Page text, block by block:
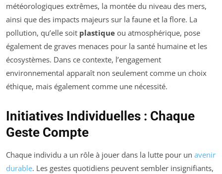
météorologiques extrêmes, la montée du niveau des mers,
ainsi que des impacts majeurs sur la faune et la flore. La
pollution, qu’elle soit plastique ou atmosphérique, pose
également de graves menaces pour la santé humaine et les
écosystèmes. Dans ce contexte, l’engagement
environnemental apparaît non seulement comme un choix
éthique, mais également comme une nécessité.
Initiatives Individuelles : Chaque
Geste Compte
Chaque individu a un rôle à jouer dans la lutte pour un avenir
durable. Les gestes quotidiens peuvent sembler insignifiants,